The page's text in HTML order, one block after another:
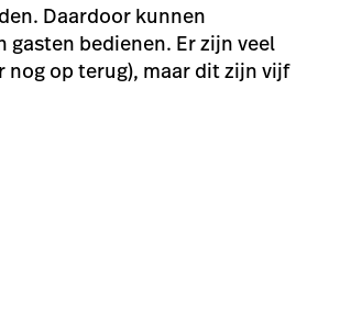
Daardoor kunnen
gasten bedienen. Er zijn veel
nog op terug), maar dit zijn vijf